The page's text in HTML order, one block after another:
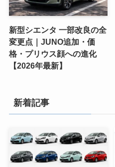
新型シエンタ 一部改良の全
変更点｜JUNO追加・価
格・プリウス顔への進化
【2026年最新】
新着記事